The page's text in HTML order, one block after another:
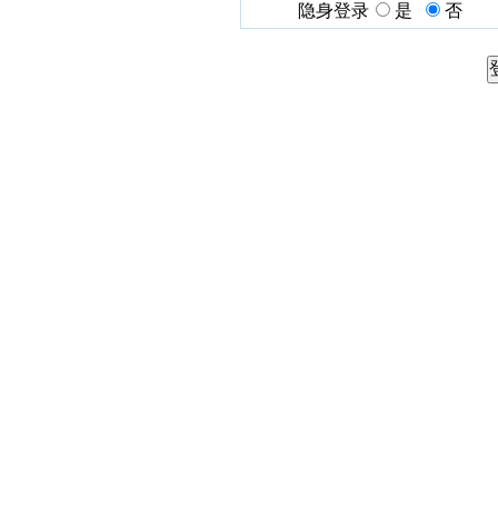
隐身登录
是 否